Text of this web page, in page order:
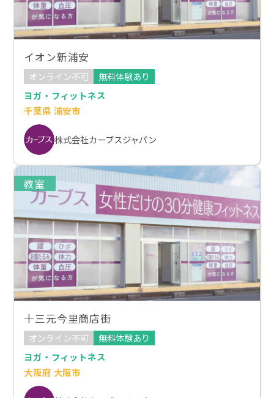
イオン新浦安
オンライン不可
無料体験あり
ヨガ・フィットネス
千葉県 浦安市
株式会社カーブスジャパン
教室
十三元今里商店街
オンライン不可
無料体験あり
ヨガ・フィットネス
大阪府 大阪市